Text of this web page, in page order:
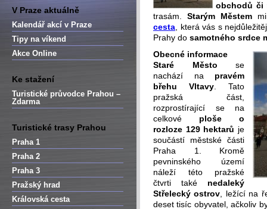
V Praze aktuálně
Kalendář akcí v Praze
Tipy na víkend
Akce Online
Ke stažení
Turistické průvodce Prahou –
Zdarma
Turistické trasy Prahou
Praha 1
Praha 2
Praha 3
Pražský hrad
Královská cesta
obchodů či
trasám. Starým Městem
cesta , která vás s
Prahy do samotného srdce
Obecné informace
Staré Město se
nachází na pravém
břehu Vltavy . Tato
pražská část,
rozprostírající se na
celkové ploše o
rozloze 129 hektarů je
součástí městské části
Praha 1. Kromě
pevninského území
náleží této pražské
čtvrti také nedaleký
Střelecký ostrov , ležící na
deset tisíc obyvatel, ačkoliv